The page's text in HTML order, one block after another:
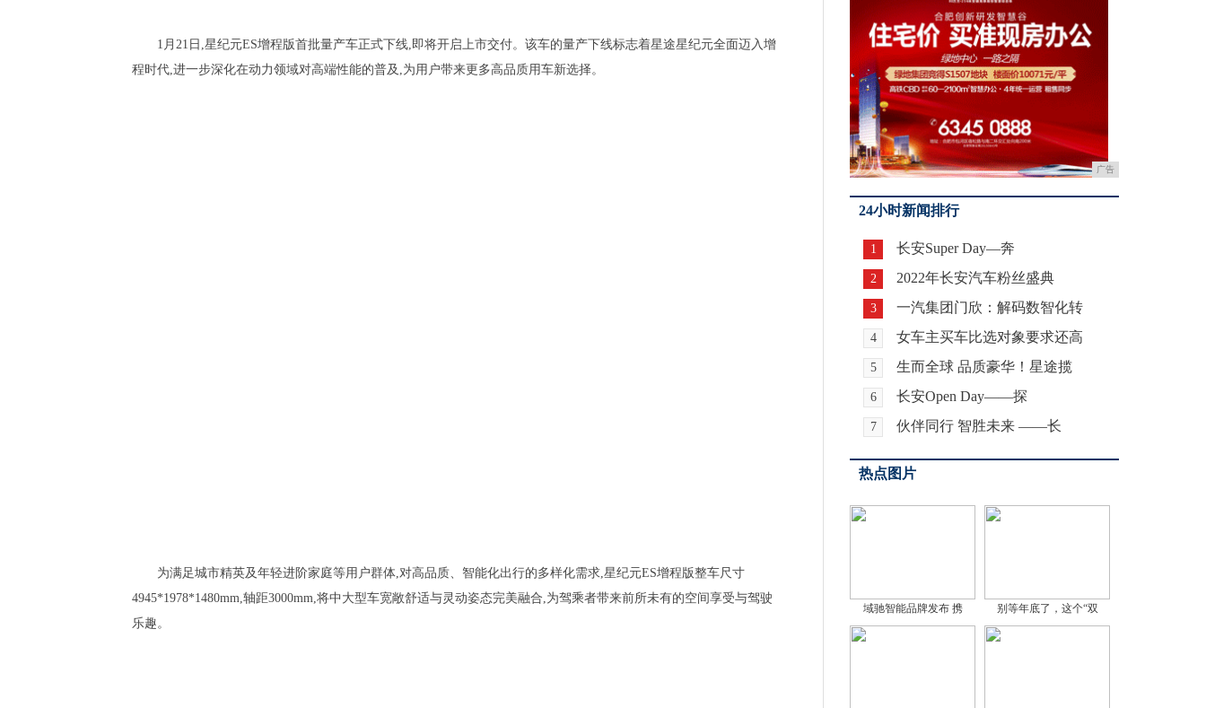
1月21日,星纪元ES增程版首批量产车正式下线,即将开启上市交付。该车的量产下线标志着星途星纪元全面迈入增
程时代,进一步深化在动力领域对高端性能的普及,为用户带来更多高品质用车新选择。
为满足城市精英及年轻进阶家庭等用户群体,对高品质、智能化出行的多样化需求,星纪元ES增程版整车尺寸
4945*1978*1480mm,轴距3000mm,将中大型车宽敞舒适与灵动姿态完美融合,为驾乘者带来前所未有的空间享受与驾驶
乐趣。
广告
24小时新闻排行
1 长安Super Day—奔
2 2022年长安汽车粉丝盛典
3 一汽集团门欣：解码数智化转
4 女车主买车比选对象要求还高
5 生而全球 品质豪华！星途揽
6 长安Open Day——探
7 伙伴同行 智胜未来 ——长
热点图片
域驰智能品牌发布 携 别等年底了，这个“双